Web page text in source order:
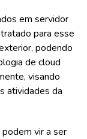
em servidor
para esse
podendo
de cloud
visando
atividades da
vir a ser